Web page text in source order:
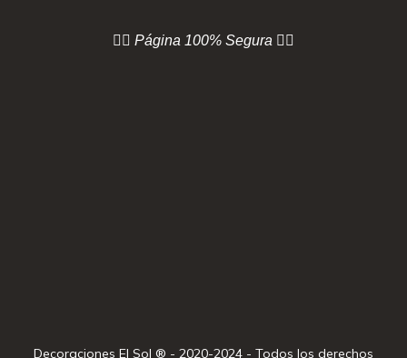
👇🏻 Página 100% Segura 👇🏻
Decoraciones El Sol ® - 2020-2024 - Todos los derechos